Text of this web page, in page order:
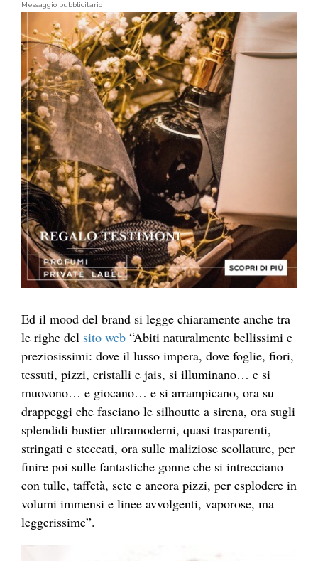
Messaggio pubblicitario
Ed il mood del brand si legge chiaramente anche tra
le righe del sito web “Abiti naturalmente bellissimi e
preziosissimi: dove il lusso impera, dove foglie, fiori,
tessuti, pizzi, cristalli e jais, si illuminano… e si
muovono… e giocano… e si arrampicano, ora su
drappeggi che fasciano le silhoutte a sirena, ora sugli
splendidi bustier ultramoderni, quasi trasparenti,
stringati e steccati, ora sulle maliziose scollature, per
finire poi sulle fantastiche gonne che si intrecciano
con tulle, taffetà, sete e ancora pizzi, per esplodere in
volumi immensi e linee avvolgenti, vaporose, ma
leggerissime”.